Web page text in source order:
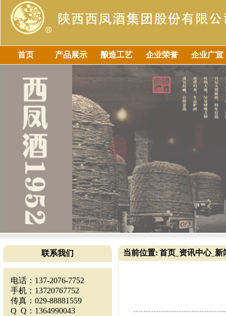
首页 产品展示 酿造工艺 企业荣誉 企业广宣
联系我们
电话：137-2076-7752
手机：13720767752
传真：029-88881559
Q Q：1364990043
当前位置: 首页 资讯中心_ 新